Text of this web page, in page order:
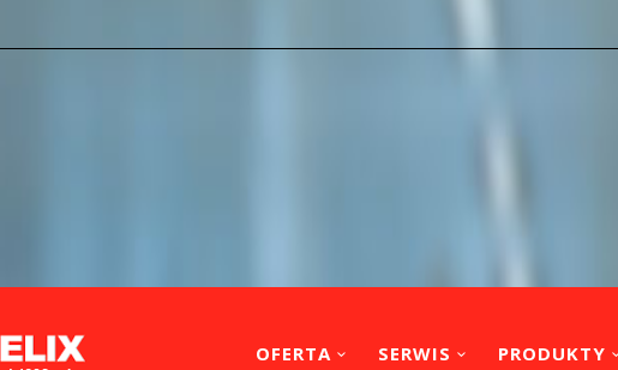
OFERTA SERWIS PRODUKTY